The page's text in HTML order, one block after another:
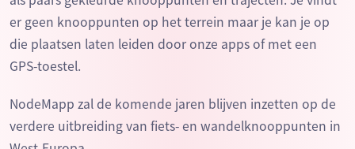
er geen knooppunten op het terrein maar je kan je op
die plaatsen laten leiden door onze apps of met een
GPS-toestel.
NodeMapp zal de komende jaren blijven inzetten op de
verdere uitbreiding van fiets- en wandelknooppunten in